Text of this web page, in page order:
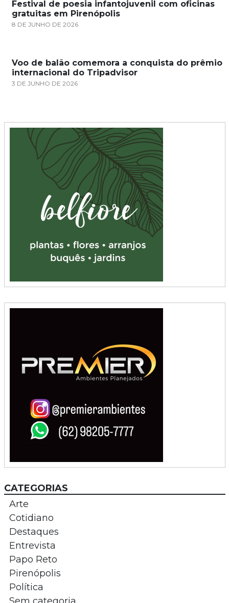
Festival de poesia infantojuvenil com oficinas
gratuitas em Pirenópolis
8 DE JUNHO DE 2026
Voo de balão comemora a conquista do prêmio
internacional do Tripadvisor
3 DE JUNHO DE 2026
CATEGORIAS
Arte
Cotidiano
Destaques
Entrevista
Papo Reto
Pirenópolis
Política